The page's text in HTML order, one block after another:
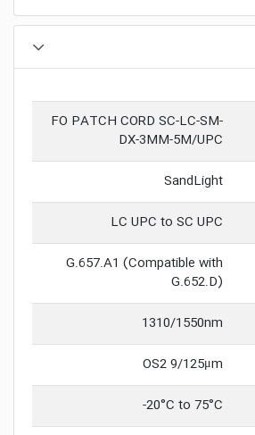
FO PATCH CORD SC-LC-SM-
DX-3MM-5M/UPC
SandLight
LC UPC to SC UPC
G.657.A1 (Compatible with
G.652.D)
1310/1550nm
OS2 9/125μm
20°C to 75°C-